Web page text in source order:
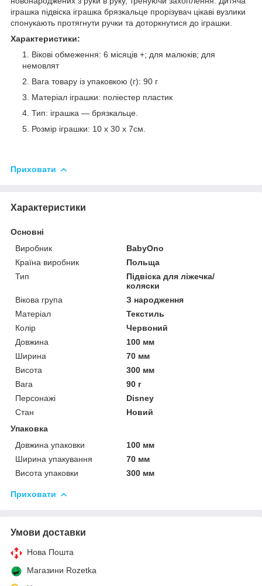
іграшка підвіска іграшка брязкальце прорізувач цікаві вузлики
спонукають протягнути ручки та доторкнутися до іграшки.
Характеристики:
Вікові обмеження: 6 місяців +; для малюків; для
немовлят
Вага товару із упаковкою (г): 90 г
Матеріал іграшки: поліестер пластик
Тип: іграшка — брязкальце.
Розмір іграшки: 10 x 30 x 7см.
Приховати
Характеристики
Основні
Виробник
BabyOno
Країна виробник
Польща
Тип
Підвіска для ліжечка/
коляски
Вікова група
З народження
Матеріал
Текстиль
Колір
Червоний
Довжина
100 мм
Ширина
70 мм
Висота
300 мм
Вага
90 г
Персонажі
Disney
Стан
Новий
Упаковка
Довжина упаковки
100 мм
Ширина упакування
70 мм
Висота упаковки
300 мм
Приховати
Умови доставки
Нова Пошта
Магазини Rozetka